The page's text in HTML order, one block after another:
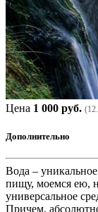
Цена 1 000 руб.
Дополнительно
Вода –
пищу, моемся ею,
универсальное
Причем,